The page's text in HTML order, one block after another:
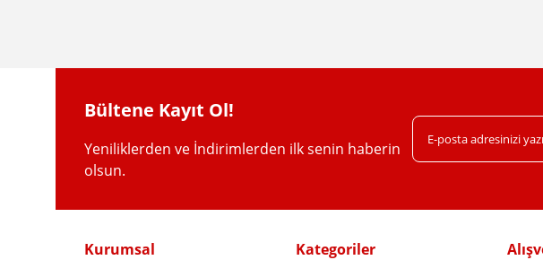
Bültene Kayıt Ol!
Yeniliklerden ve İndirimlerden ilk senin haberin
olsun.
Kurumsal Kategoriler